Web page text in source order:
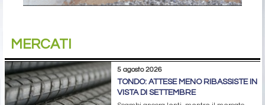
MERCATI
5 agosto 2026
TONDO: ATTESE MENO RIBASSISTE IN
VISTA DI SETTEMBRE